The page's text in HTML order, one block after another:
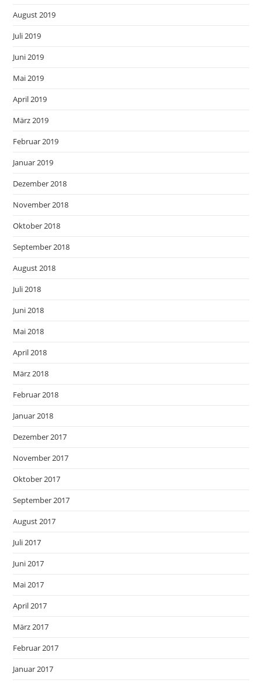
August 2019
Juli 2019
Juni 2019
Mai 2019
April 2019
März 2019
Februar 2019
Januar 2019
Dezember 2018
November 2018
Oktober 2018
September 2018
August 2018
Juli 2018
Juni 2018
Mai 2018
April 2018
März 2018
Februar 2018
Januar 2018
Dezember 2017
November 2017
Oktober 2017
September 2017
August 2017
Juli 2017
Juni 2017
Mai 2017
April 2017
März 2017
Februar 2017
Januar 2017